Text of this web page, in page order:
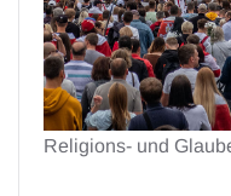
Religions- und